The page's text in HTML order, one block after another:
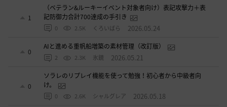
1
（ベテラン&ルーキーイベント対象者向け）表記攻撃力＋表
記防御力合計700達成の手引き
0 2.5K くろいばら 2026.05.24
0
AIと進める重帆船増築の素材管理（改訂版）
2 2.3K 氷鏡 2026.05.21
0
ソラレのリプレイ機能を使って勉強！初心者から中級者向
け。
0 2.6K シャルグレア 2026.05.18